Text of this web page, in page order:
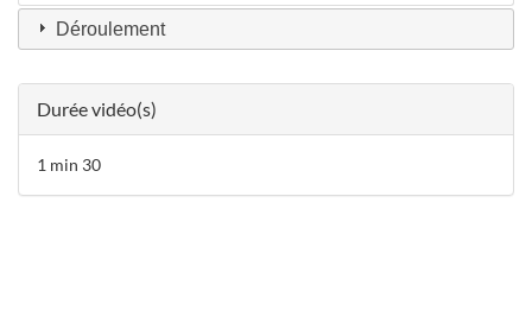
Déroulement
Durée vidéo(s)
1 min 30